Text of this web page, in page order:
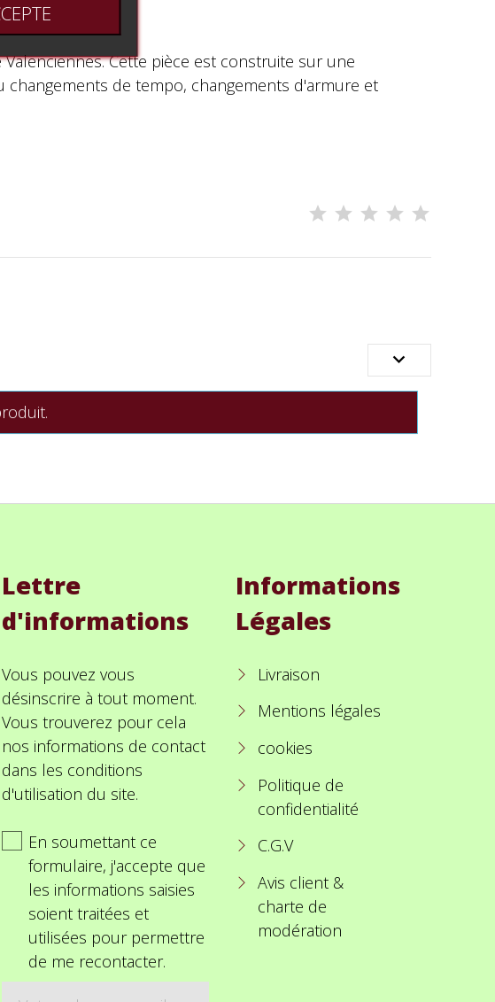
Cette pièce est construite sur une
de tempo, changements d'armure et

Lettre
d'informations
Vous pouvez vous
désinscrire à tout moment.
Vous trouverez pour cela
nos informations de contact
dans les conditions
d'utilisation du site.
En soumettant ce
formulaire, j'accepte que
les informations saisies
soient traitées et
utilisées pour permettre
de me recontacter.
Informations
Légales
Livraison
Mentions légales
cookies
Politique de
confidentialité
C.G.V
Avis client &
charte de
modération